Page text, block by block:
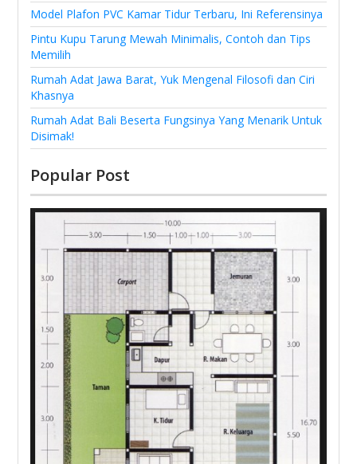
Model Plafon PVC Kamar Tidur Terbaru, Ini Referensinya
Pintu Kupu Tarung Mewah Minimalis, Contoh dan Tips
Memilih
Rumah Adat Jawa Barat, Yuk Mengenal Filosofi dan Ciri
Khasnya
Rumah Adat Bali Beserta Fungsinya Yang Menarik Untuk
Disimak!
Popular Post